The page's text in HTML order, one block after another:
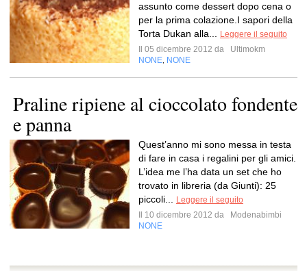
assunto come dessert dopo cena o
per la prima colazione.I sapori della
Torta Dukan alla...
Leggere il seguito
Il 05 dicembre 2012 da
Ultimokm
NONE NONE
Praline ripiene al cioccolato fondente
e panna
Quest’anno mi sono messa in testa
di fare in casa i regalini per gli amici.
L’idea me l’ha data un set che ho
trovato in libreria (da Giunti): 25
piccoli...
Leggere il seguito
Il 10 dicembre 2012 da
Modenabimbi
NONE